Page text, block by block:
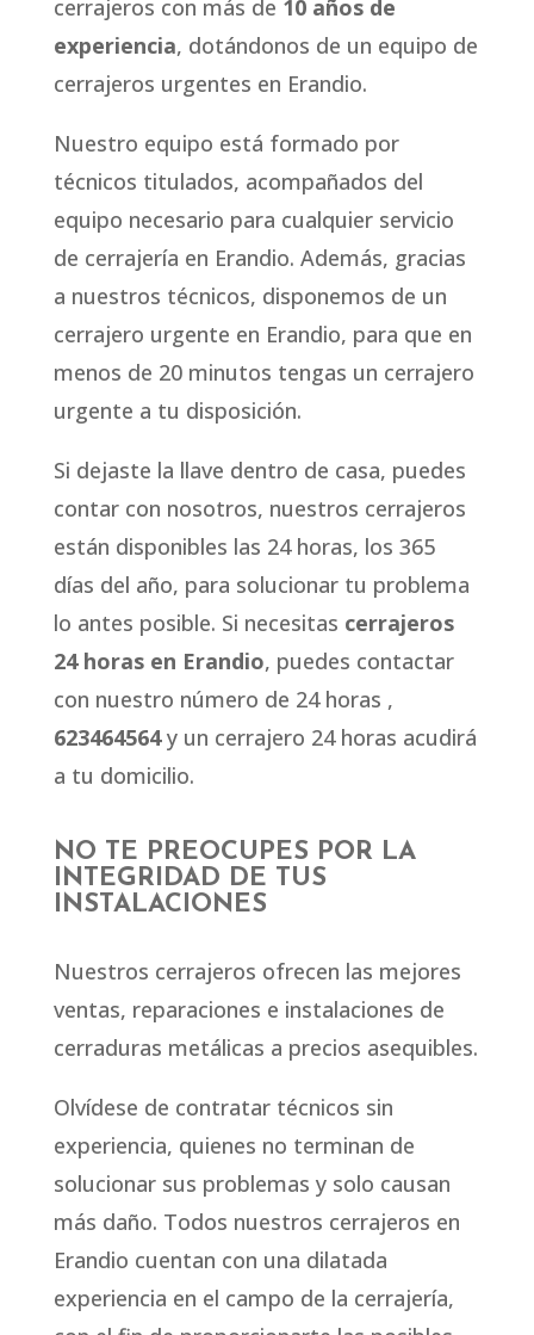
cerrajeros con más de 10 años de
experiencia, dotándonos de un equipo de
cerrajeros urgentes en Erandio.
Nuestro equipo está formado por
técnicos titulados, acompañados del
equipo necesario para cualquier servicio
de cerrajería en Erandio. Además, gracias
a nuestros técnicos, disponemos de un
cerrajero urgente en Erandio, para que en
menos de 20 minutos tengas un cerrajero
urgente a tu disposición.
Si dejaste la llave dentro de casa, puedes
contar con nosotros, nuestros cerrajeros
están disponibles las 24 horas, los 365
días del año, para solucionar tu problema
lo antes posible. Si necesitas cerrajeros
24 horas en Erandio, puedes contactar
con nuestro número de 24 horas ,
623464564y un cerrajero 24 horas acudirá
a tu domicilio.
NO TE PREOCUPES POR LA
INTEGRIDAD DE TUS
INSTALACIONES
Nuestros cerrajeros ofrecen las mejores
ventas, reparaciones e instalaciones de
cerraduras metálicas a precios asequibles.
Olvídese de contratar técnicos sin
experiencia, quienes no terminan de
solucionar sus problemas y solo causan
más daño. Todos nuestros cerrajeros en
Erandio cuentan con una dilatada
experiencia en el campo de la cerrajería,